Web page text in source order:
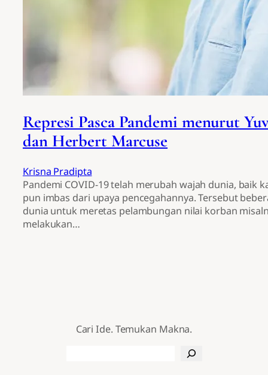
Represi Pasca Pandemi menurut
dan Herbert Marcuse
Krisna Pradipta
Pandemi COVID-19 telah merubah wajah dunia, baik
pun imbas dari upaya pencegahannya. Tersebut
dunia untuk meretas pelambungan nilai korban
melakukan…
Cari Ide. Temukan Makna.